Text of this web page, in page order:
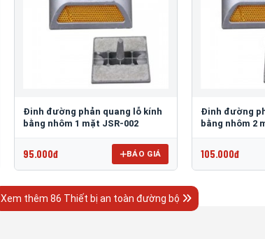
Đinh đường phản quang lỗ kính
bằng nhôm 1 mặt JSR-002
95.000đ BÁO GIÁ
Đinh đường
bằng nhôm 2
105.000đ
Xem thêm 86 Thiết bị an toàn đường bộ